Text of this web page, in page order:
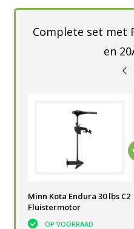
Complete set met
en
Minn Kota Endura 30 lbs C2
Fluistermotor
OP VOORRAAD
OP VOORRAAD